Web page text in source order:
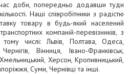
доби, попередньо додавши туди
Наші співробітники з радістю
товару в будь-який населений
компаній-перевізників, з
числі: Львів, Полтава, Одеса,
Вінниця, Івано-Франківськ,
Херсон, Кропивницький,
Суми, Чернівці та інші.